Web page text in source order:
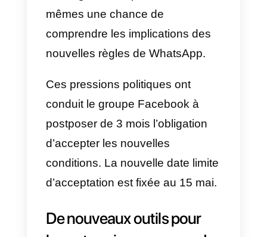
partir du même numéro
WhatsApp.
il est possible d’utiliser WhatsApp
multi-agentset d’accéder à de
nombreuses fonctionnalités
conçues spécifiquement pour
optimiser les conversations
entrantes, à partir de WhatsApp